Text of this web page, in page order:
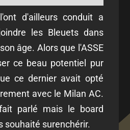
d'ailleurs conduit a
les Bleuets dans
âge. Alors que l'ASSE
ce beau potentiel pur
ce dernier avait opté
avec le Milan AC.
parlé mais le board
souhaité surenchérir.